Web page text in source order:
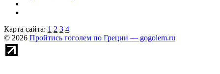
Карта сайта: 1 2 3 4
© 2026 Пройтись гоголем по Греции — gogolem.ru